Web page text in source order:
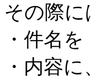
その際に
・件名
・内容